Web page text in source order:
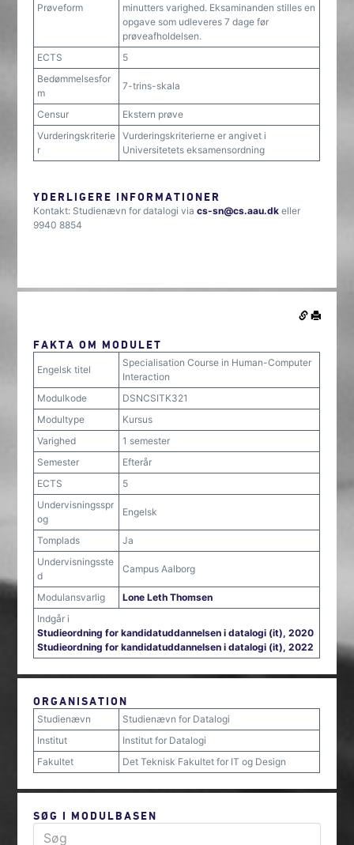
Prøveform
minutters varighed. Eksaminanden stilles en
opgave som udleveres 7 dage før
prøveafholdelsen.
ECTS
5
Bedømmelsesfor
m
7-trins-skala
Censur
Ekstern prøve
Vurderingskriterie
r
Vurderingskriterierne er angivet i
Universitetets eksamensordning
YDERLIGERE INFORMATIONER
Kontakt: Studienævn for datalogi viacs-sn@cs.aau.dk eller
9940 8854
FAKTA OM MODULET
Engelsk titel
Specialisation Course in Human-Computer
Interaction
Modulkode
DSNCSITK321
Modultype
Kursus
Varighed
1 semester
Semester
Efterår
ECTS
5
Undervisningsspr
og
Engelsk
Tomplads
Ja
Undervisningsste
d
Campus Aalborg
Modulansvarlig
Lone Leth Thomsen
Indgår i
Studieordning for kandidatuddannelsen i datalogi (it), 2020
Studieordning for kandidatuddannelsen i datalogi (it), 2022
ORGANISATION
Studienævn
Studienævn for Datalogi
Institut
Institut for Datalogi
Fakultet
Det Teknisk Fakultet for IT og Design
SØG I MODULBASEN